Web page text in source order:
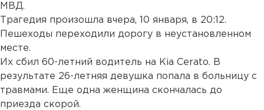
МВД.
Трагедия произошла вчера, 10 января, в 20:12.
Пешеходы переходили дорогу в неустановленном
месте.
Их сбил 60-летний водитель на Kia Cerato. В
результате 26-летняя девушка попала в больницу с
травмами. Еще одна женщина скончалась до
приезда скорой.